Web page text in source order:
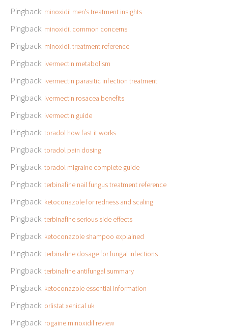
Pingback: minoxidil men’s treatment insights
Pingback: minoxidil common concerns
Pingback: minoxidil treatment reference
Pingback: ivermectin metabolism
Pingback: ivermectin parasitic infection treatment
Pingback: ivermectin rosacea benefits
Pingback: ivermectin guide
Pingback: toradol how fast it works
Pingback: toradol pain dosing
Pingback: toradol migraine complete guide
Pingback: terbinafine nail fungus treatment reference
Pingback: ketoconazole for redness and scaling
Pingback: terbinafine serious side effects
Pingback: ketoconazole shampoo explained
Pingback: terbinafine dosage for fungal infections
Pingback: terbinafine antifungal summary
Pingback: ketoconazole essential information
Pingback: orlistat xenical uk
Pingback: rogaine minoxidil review